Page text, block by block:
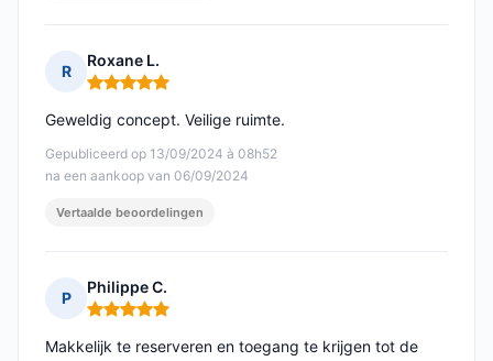
R
Roxane L.
Opmerking: 5 van 5
Gepubliceerd op 13/09/2024 à 08h52
na een aankoop van 06/09/2024
Geweldig concept. Veilige ruimte.
Vertaalde beoordelingen
P
Philippe C.
Opmerking: 5 van 5
Makkelijk te reserveren en toegang te krijgen tot de